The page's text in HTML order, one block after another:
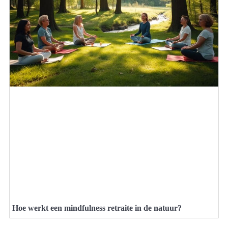
Hoe werkt een mindfulness retraite in de natuur?